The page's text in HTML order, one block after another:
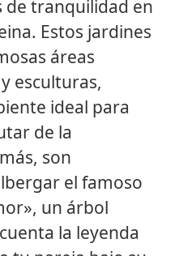
de tranquilidad en
Estos jardines
áreas
esculturas,
ideal para
de la
son
el famoso
un árbol
la leyenda